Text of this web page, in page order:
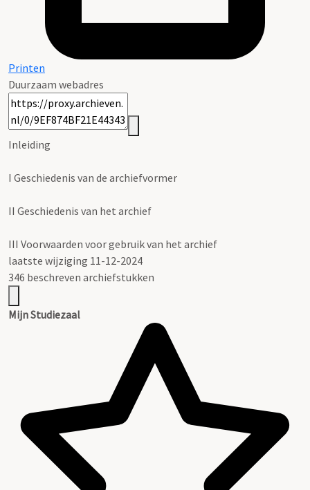
Printen
Duurzaam webadres
Inleiding
I Geschiedenis van de archiefvormer
II Geschiedenis van het archief
III Voorwaarden voor gebruik van het archief
laatste wijziging 11-12-2024
346 beschreven archiefstukken
Mijn Studiezaal